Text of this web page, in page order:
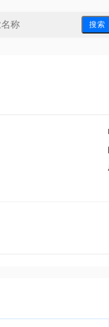
搜 索